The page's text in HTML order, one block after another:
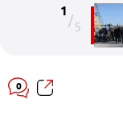
1
/5
0